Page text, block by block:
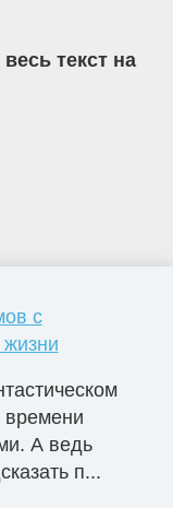
текст на
с
времени
А ведь
п...